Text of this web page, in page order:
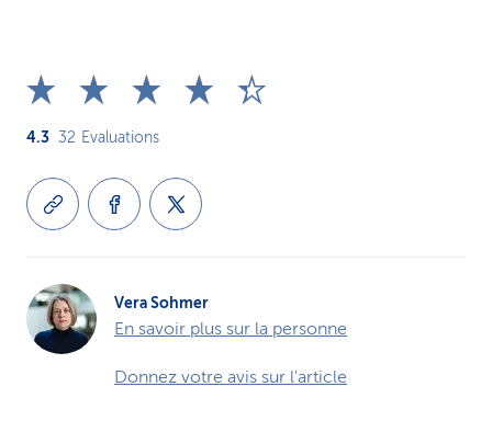
4.3 32 Evaluations
Vera Sohmer
En savoir plus sur la personne
Donnez votre avis sur l'article